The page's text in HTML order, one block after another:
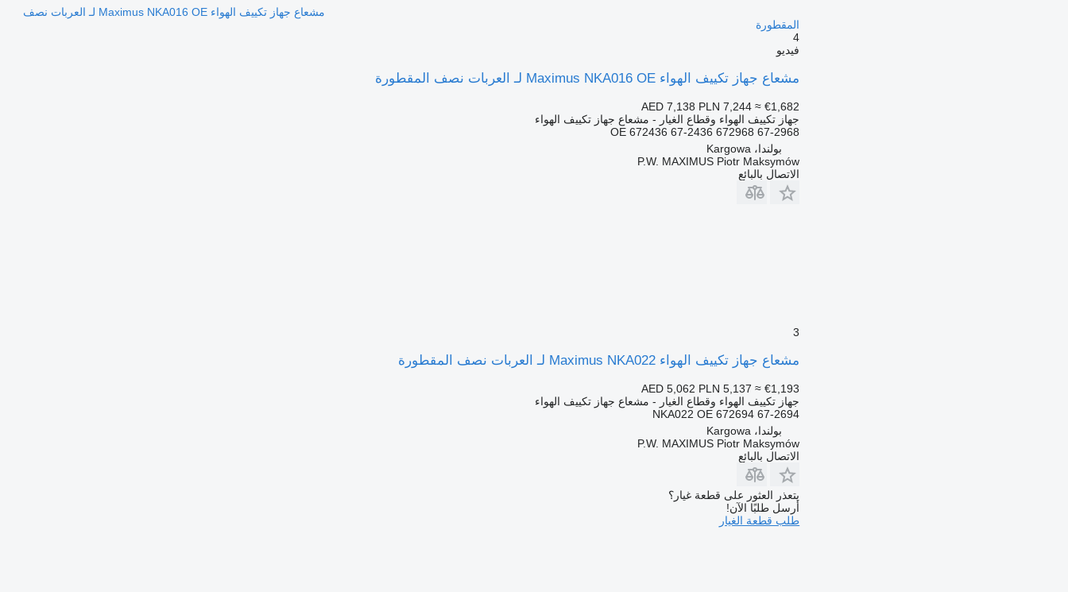
مشعاع جهاز تكييف الهواء Maximus NKA016 OE لـ العربات نصف
المقطورة
4
فيديو
مشعاع جهاز تكييف الهواء Maximus NKA016 OE لـ العربات نصف المقطورة
AED 7,138 PLN 7,244 ≈ €1,682
جهاز تكييف الهواء وقطاع الغيار - مشعاع جهاز تكييف الهواء
OE 672436 67-2436 672968 67-2968
بولندا، Kargowa
P.W. MAXIMUS Piotr Maksymów
الاتصال بالبائع
3
مشعاع جهاز تكييف الهواء Maximus NKA022 لـ العربات نصف المقطورة
AED 5,062 PLN 5,137 ≈ €1,193
جهاز تكييف الهواء وقطاع الغيار - مشعاع جهاز تكييف الهواء
NKA022 OE 672694 67-2694
بولندا، Kargowa
P.W. MAXIMUS Piotr Maksymów
الاتصال بالبائع
يتعذر العثور على قطعة غيار؟
أرسل طلبًا الآن!
طلب قطعة الغيار